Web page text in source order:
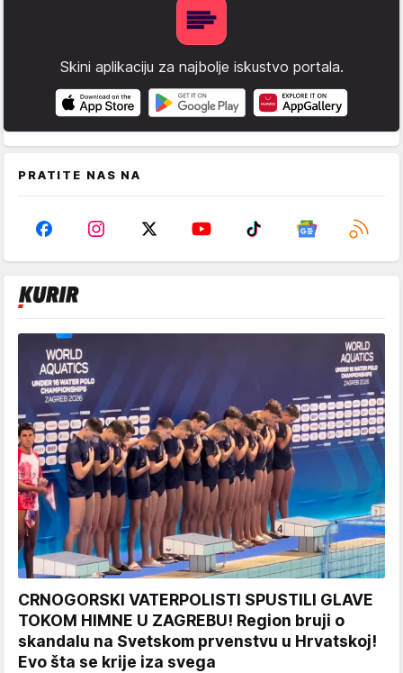
Skini aplikaciju za najbolje iskustvo portala.
PRATITE NAS NA
CRNOGORSKI VATERPOLISTI SPUSTILI GLAVE
TOKOM HIMNE U ZAGREBU! Region bruji o
skandalu na Svetskom prvenstvu u Hrvatskoj!
Evo šta se krije iza svega